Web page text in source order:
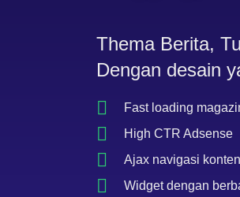
Thema Berita,
Dengan desain
Fast loading
High CTR Adsense
Ajax navigasi konten
Widget dengan